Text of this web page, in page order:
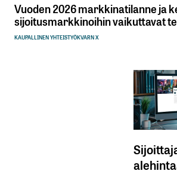
Vuoden 2026 markkinatilanne ja
sijoitusmarkkinoihin vaikuttavat
KAUPALLINEN YHTEISTYÖKVARN X